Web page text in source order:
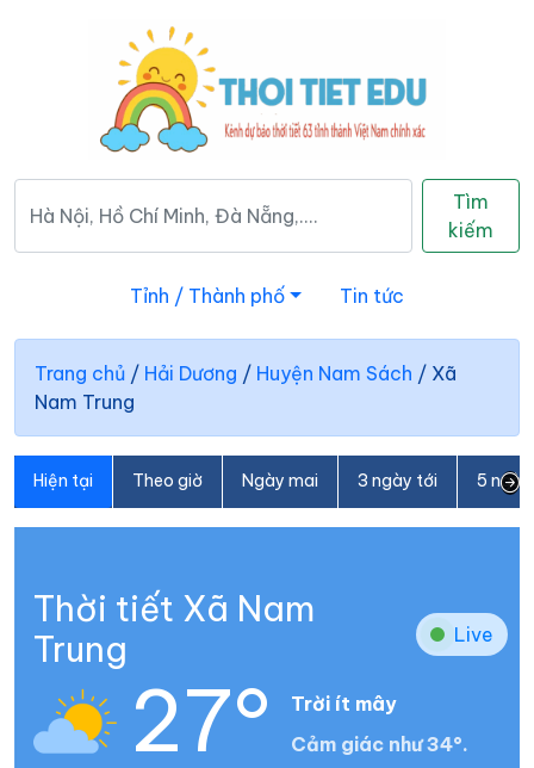
Tìm
kiếm
Tỉnh / Thành phố Tin tức
Trang chủ / Hải Dương / Huyện Nam Sách / Xã
Nam Trung
Hiện tại Theo giờ Ngày mai 3 ngày tới 5
Thời tiết Xã Nam
Trung
Live
27°
Trời ít mây
Cảm giác như 34°.